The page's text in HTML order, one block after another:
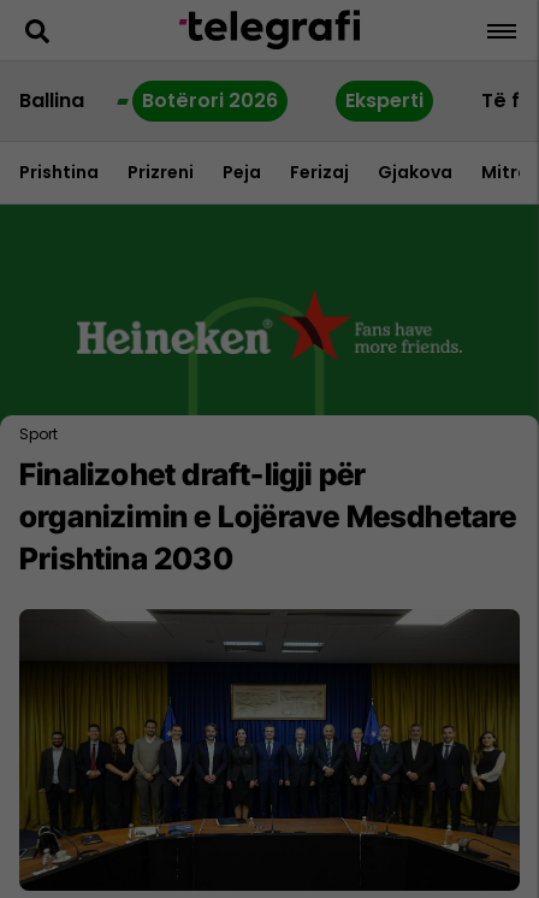
Ballina Botërori 2026 Eksperti Të
Prishtina Prizreni Peja Ferizaj Gjakova
Sport
Finalizohet draft-ligji për
organizimin e Lojërave Mesdhetare
Prishtina 2030